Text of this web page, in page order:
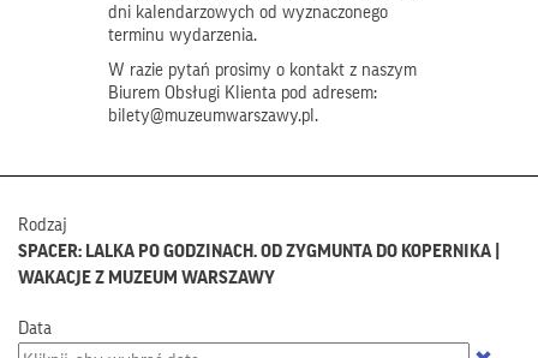
dni kalendarzowych od wyznaczonego
terminu wydarzenia.
W razie pytań prosimy o kontakt z naszym
Biurem Obsługi Klienta pod adresem:
bilety@muzeumwarszawy.pl.
Rodzaj
SPACER: LALKA PO GODZINACH. OD ZYGMUNTA DO KOPERNIKA |
WAKACJE Z MUZEUM WARSZAWY
Data